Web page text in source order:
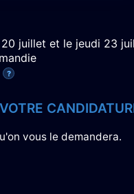
juillet et le jeudi 23
?
vous le demandera.